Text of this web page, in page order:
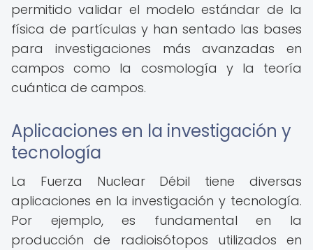
permitido validar el modelo estándar de la
física de partículas y han sentado las bases
para investigaciones más avanzadas en
campos como la cosmología y la teoría
cuántica de campos.
Aplicaciones en la investigación y
tecnología
La Fuerza Nuclear Débil tiene diversas
aplicaciones en la investigación y tecnología.
Por ejemplo, es fundamental en la
producción de radioisótopos utilizados en